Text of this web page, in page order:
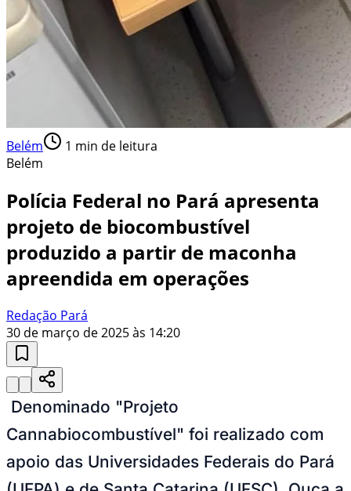
Belém 1 min de leitura
Belém
Polícia Federal no Pará apresenta
projeto de biocombustível
produzido a partir de maconha
apreendida em operações
Redação Pará
30 de março de 2025 às 14:20
Denominado "Projeto
Cannabiocombustível" foi realizado com
apoio das Universidades Federais do Pará